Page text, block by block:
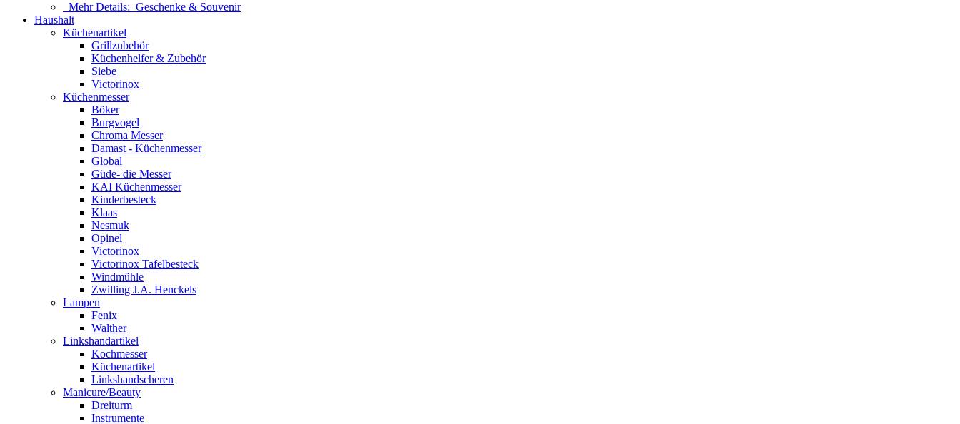
Mehr Details: Geschenke & Souvenir
Haushalt
Küchenartikel
Grillzubehör
Küchenhelfer & Zubehör
Siebe
Victorinox
Küchenmesser
Böker
Burgvogel
Chroma Messer
Damast - Küchenmesser
Global
Güde- die Messer
KAI Küchenmesser
Kinderbesteck
Klaas
Nesmuk
Opinel
Victorinox
Victorinox Tafelbesteck
Windmühle
Zwilling J.A. Henckels
Lampen
Fenix
Walther
Linkshandartikel
Kochmesser
Küchenartikel
Linkshandscheren
Manicure/Beauty
Dreiturm
Instrumente